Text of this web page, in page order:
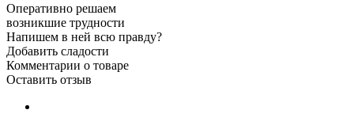
Оперативно решаем
возникшие трудности
Напишем в ней всю правду?
Добавить сладости
Комментарии о товаре
Оставить отзыв